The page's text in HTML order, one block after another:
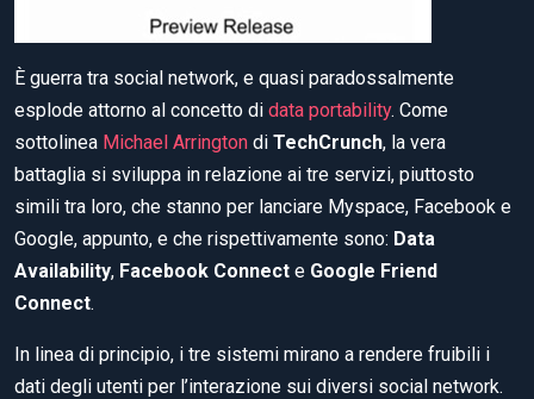
È guerra tra social network, e quasi paradossalmente
esplode attorno al concetto di data portability. Come
sottolinea Michael Arrington di TechCrunch, la vera
battaglia si sviluppa in relazione ai tre servizi, piuttosto
simili tra loro, che stanno per lanciare Myspace, Facebook e
Google, appunto, e che rispettivamente sono: Data
Availability, Facebook Connect e Google Friend
Connect.
In linea di principio, i tre sistemi mirano a rendere fruibili i
dati degli utenti per l’interazione sui diversi social network.